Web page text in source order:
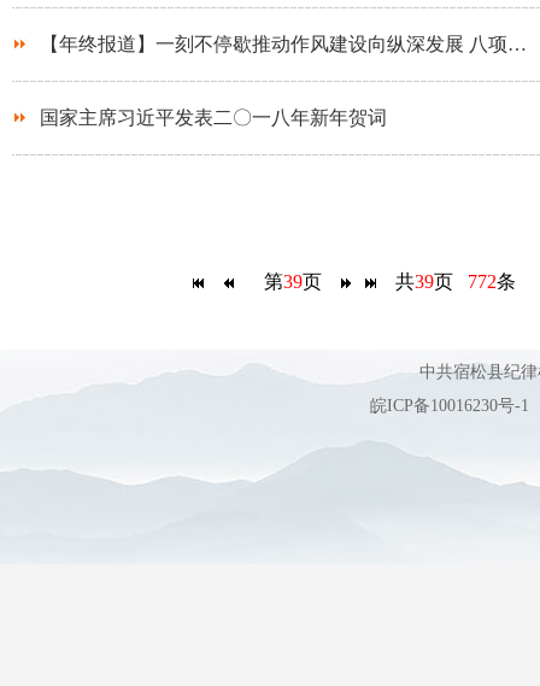
【年终报道】一刻不停歇推动作风建设向纵深发展 八项…
国家主席习近平发表二〇一八年新年贺词
第39页 共39页 772条
中共宿松县纪
皖ICP备10016230号-1